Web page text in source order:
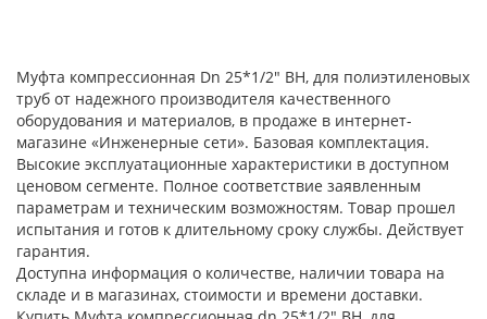
Муфта компрессионная Dn 25*1/2" ВН, для полиэтиленовых
труб от надежного производителя качественного
оборудования и материалов, в продаже в интернет-
магазине «Инженерные сети». Базовая комплектация.
Высокие эксплуатационные характеристики в доступном
ценовом сегменте. Полное соответствие заявленным
параметрам и техническим возможностям. Товар прошел
испытания и готов к длительному сроку службы. Действует
гарантия.
Доступна информация о количестве, наличии товара на
складе и в магазинах, стоимости и времени доставки.